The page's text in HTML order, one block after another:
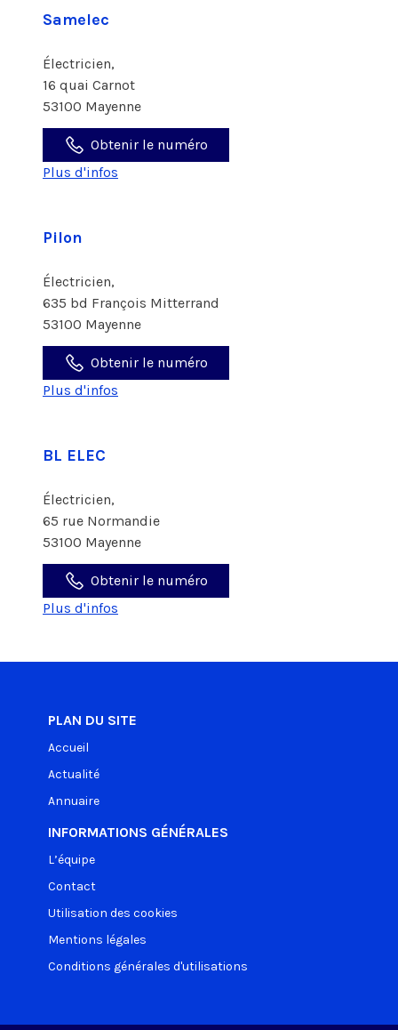
Samelec
Électricien,
16 quai Carnot
53100 Mayenne
Obtenir le numéro
Plus d'infos
Pilon
Électricien,
635 bd François Mitterrand
53100 Mayenne
Obtenir le numéro
Plus d'infos
BL ELEC
Électricien,
65 rue Normandie
53100 Mayenne
Obtenir le numéro
Plus d'infos
PLAN DU SITE
Accueil
Actualité
Annuaire
INFORMATIONS GÉNÉRALES
L’équipe
Contact
Utilisation des cookies
Mentions légales
Conditions générales d'utilisations